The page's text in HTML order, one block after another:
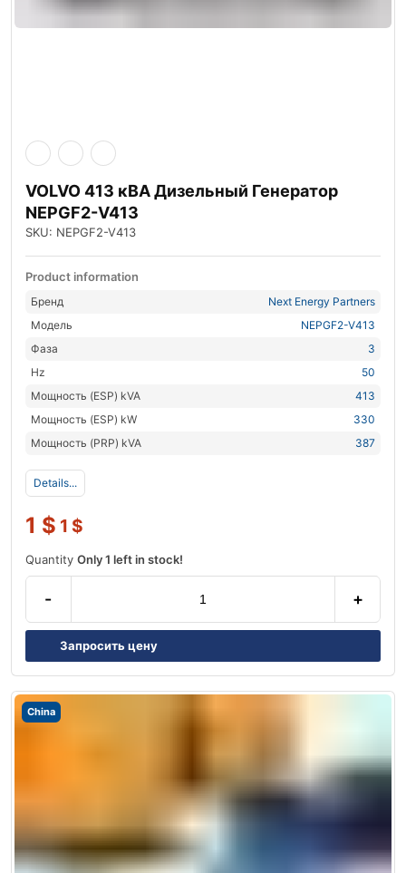
VOLVO 413 кВА Дизельный Генератор
NEPGF2-V413
SKU: NEPGF2-V413
Product information
Бренд
Next Energy Partners
Модель
NEPGF2-V413
Фаза
3
Hz
50
Мощность (ESP) kVA
413
Мощность (ESP) kW
330
Мощность (PRP) kVA
387
Details...
1 $ 1 $
Quantity Only 1 left in stock!
- +
Запросить цену
China